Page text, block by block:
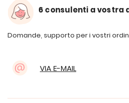
6 consulenti a vostra
Domande, supporto per i vostri
VIA E-MAIL